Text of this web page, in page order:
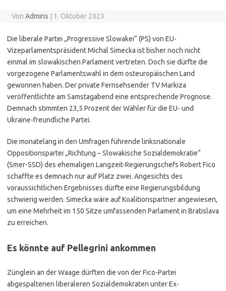
Von Admins 1. Oktober 2023
Die liberale Partei „Progressive Slowakei“ (PS) von EU-
Vizeparlamentspräsident Michal Simecka ist bisher noch nicht
einmal im slowakischen Parlament vertreten. Doch sie dürfte die
vorgezogene Parlamentswahl in dem osteuropäischen Land
gewonnen haben. Der private Fernsehsender TV Markiza
veröffentlichte am Samstagabend eine entsprechende Prognose.
Demnach stimmten 23,5 Prozent der Wähler für die EU- und
Ukraine-freundliche Partei.
Die monatelang in den Umfragen führende linksnationale
Oppositionspartei „Richtung – Slowakische Sozialdemokratie“
(Smer-SSD) des ehemaligen Langzeit-Regierungschefs Robert Fico
schaffte es demnach nur auf Platz zwei. Angesichts des
voraussichtlichen Ergebnisses dürfte eine Regierungsbildung
schwierig werden. Simecka wäre auf Koalitionspartner angewiesen,
um eine Mehrheit im 150 Sitze umfassenden Parlament in Bratislava
zu erreichen.
Es könnte auf Pellegrini ankommen
Zünglein an der Waage dürften die von der Fico-Partei
abgespaltenen liberaleren Sozialdemokraten unter Ex-